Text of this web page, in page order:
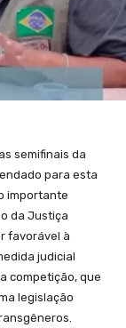
semifinais da
para esta
importante
da Justiça
favorável à
judicial
competição, que
legislação